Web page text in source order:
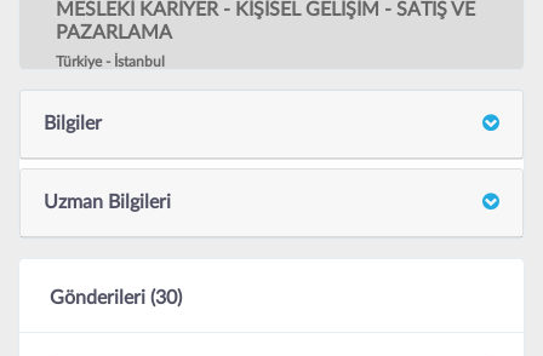
MESLEKİ KARİYER - KİŞİSEL GELİŞİM - SATIŞ VE
PAZARLAMA
Türkiye - İstanbul
Bilgiler
Uzman Bilgileri
Gönderileri (30)